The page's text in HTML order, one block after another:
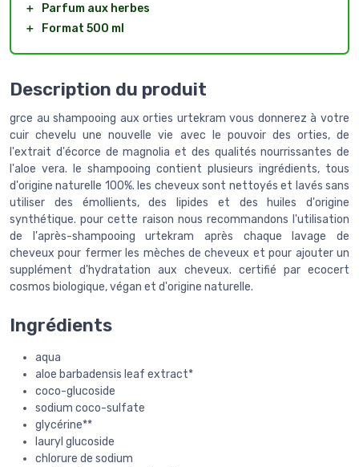
＋
Parfum aux herbes
＋
Format 500 ml
Description du produit
grce au shampooing aux orties urtekram vous donnerez à votre
cuir chevelu une nouvelle vie avec le pouvoir des orties, de
l'extrait d'écorce de magnolia et des qualités nourrissantes de
l'aloe vera. le shampooing contient plusieurs ingrédients, tous
d'origine naturelle 100%. les cheveux sont nettoyés et lavés sans
utiliser des émollients, des lipides et des huiles d'origine
synthétique. pour cette raison nous recommandons l'utilisation
de l'après-shampooing urtekram après chaque lavage de
cheveux pour fermer les mèches de cheveux et pour ajouter un
supplément d'hydratation aux cheveux. certifié par ecocert
cosmos biologique, végan et d'origine naturelle.
Ingrédients
aqua
aloe barbadensis leaf extract*
coco-glucoside
sodium coco-sulfate
glycérine**
lauryl glucoside
chlorure de sodium